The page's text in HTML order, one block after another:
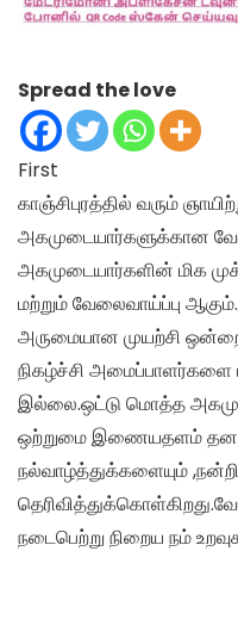
Spread the love
First
காஞ்சிபுரத்தில் வரும்
அகமுடையார்களுக்கான
அகமுடையார்களின் மிக
மற்றும் வேலைவாய்ப்பு
அருமையான முயற்சி
நிகழ்ச்சி அமைப்பாளர்களை
இல்லை.ஒட்டு மொத்த
ஒற்றுமை இணையதளம்
நல்வாழ்த்துக்களையும்
நடைபெற்று நிறைய நம்